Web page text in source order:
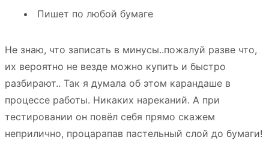
Пишет по любой бумаге
Не знаю, что записать в минусы..пожалуй разве что,
их вероятно не везде можно купить и быстро
разбирают.. Так я думала об этом карандаше в
процессе работы. Никаких нареканий. А при
тестировании он повёл себя прямо скажем
неприлично, процарапав пастельный слой до бумаги!